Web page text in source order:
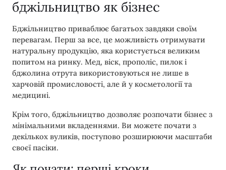
бджільництво як бізнес
Бджільництво приваблює багатьох завдяки своїм
перевагам. Перш за все, це можливість отримувати
натуральну продукцію, яка користується великим
попитом на ринку. Мед, віск, прополіс, пилок і
бджолина отрута використовуються не лише в
харчовій промисловості, але й у косметології та
медицині.
Крім того, бджільництво дозволяє розпочати бізнес з
мінімальними вкладеннями. Ви можете почати з
декількох вуликів, поступово розширюючи масштаби
своєї пасіки.